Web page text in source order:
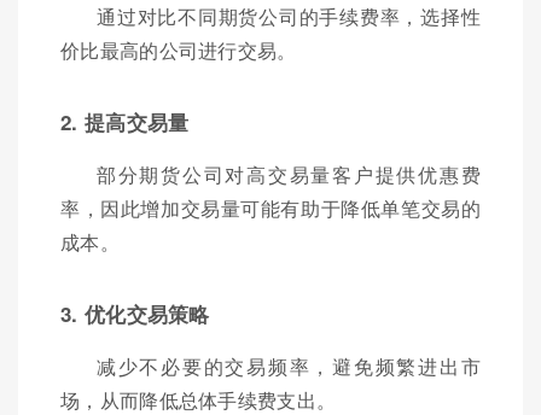
通过对比不同期货公司的手续费率，选择性
价比最高的公司进行交易。
2. 提高交易量
部分期货公司对高交易量客户提供优惠费
率，因此增加交易量可能有助于降低单笔交易的
成本。
3. 优化交易策略
减少不必要的交易频率，避免频繁进出市
场，从而降低总体手续费支出。